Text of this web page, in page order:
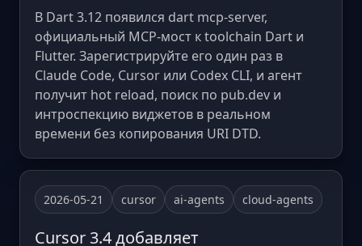
В Dart 3.12 появился dart mcp-server,
официальный MCP-мост к toolchain Dart и
Flutter. Зарегистрируйте его один раз в
Claude Code, Cursor или Codex CLI, и агент
получит hot reload, поиск по pub.dev и
интроспекцию виджетов в реальном
времени без копирования URI DTD.
2026-05-21 cursor ai-agents cloud-agents
Cursor 3.4 добавляет